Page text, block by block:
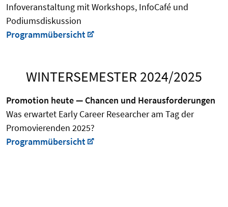
Infoveranstaltung mit Workshops, InfoCafé und
Podiumsdiskussion
Programmübersicht
WINTERSEMESTER 2024/2025
Promotion heute — Chancen und Herausforderungen
Was erwartet Early Career Researcher am Tag der
Promovierenden 2025?
Programmübersicht